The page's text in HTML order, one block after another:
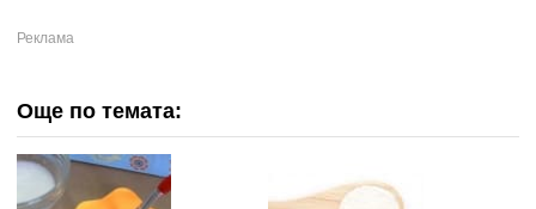
Още по темата: